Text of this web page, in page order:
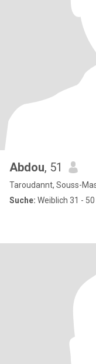
Abdou, 51
Taroudannt, Souss-
Suche: Weiblich 31 - 50